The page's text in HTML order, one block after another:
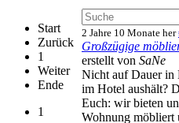
Start
Zurück
1
Weiter
Ende
1
2 Jahre 10 Monate her
Großzügige
erstellt von SaNe
Nicht auf Dauer in
im Hotel aushält?
Euch: wir bieten
Wohnung möbliert